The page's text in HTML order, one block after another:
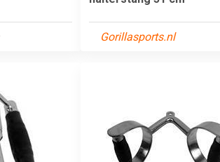
Gorillasports.nl